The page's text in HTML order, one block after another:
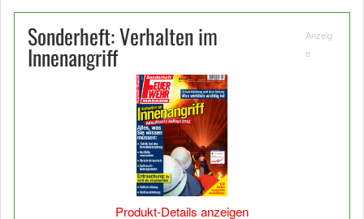
Sonderheft: Verhalten im
Innenangriff
Anzeig
e
Produkt-Details anzeigen